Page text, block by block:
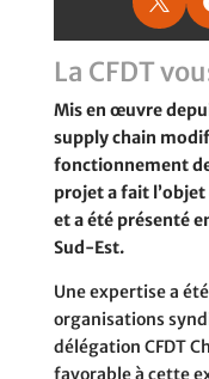
La CFDT
Mis en œuvre
supply chain
fonctionnement
projet a fait
et a été présenté
Sud-Est.
Une expertise a
organisations
délégation CFDT
favorable à cette